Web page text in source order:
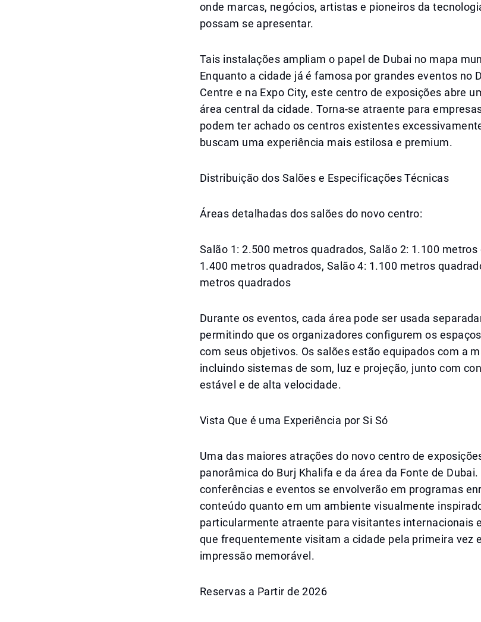
onde marcas, negócios, artistas e pioneiros da
possam se apresentar.
Tais instalações ampliam o papel de Dubai no mapa
Enquanto a cidade já é famosa por grandes eventos no
Centre e na Expo City, este centro de exposições abre
área central da cidade. Torna-se atraente para
podem ter achado os centros existentes
buscam uma experiência mais estilosa e premium.
Distribuição dos Salões e Especificações Técnicas
Áreas detalhadas dos salões do novo centro:
Salão 1: 2.500 metros quadrados, Salão 2: 1.100 metros
1.400 metros quadrados, Salão 4: 1.100 metros
metros quadrados
Durante os eventos, cada área pode ser usada
permitindo que os organizadores configurem os
com seus objetivos. Os salões estão equipados com a
incluindo sistemas de som, luz e projeção, junto com
estável e de alta velocidade.
Vista Que é uma Experiência por Si Só
Uma das maiores atrações do novo centro de
panorâmica do Burj Khalifa e da área da Fonte de
conferências e eventos se envolverão em programas
conteúdo quanto em um ambiente visualmente
particularmente atraente para visitantes internacionais
que frequentemente visitam a cidade pela primeira vez
impressão memorável.
Reservas a Partir de 2026